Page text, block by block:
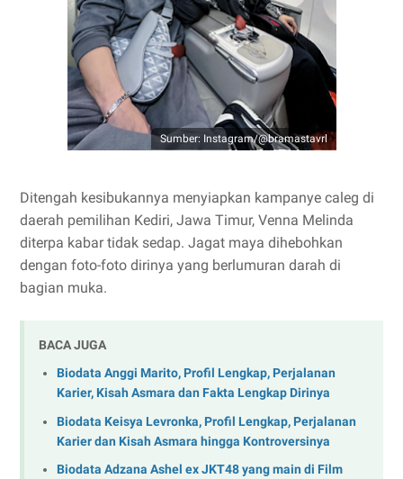
Sumber: Instagram/@bramastavrl
Ditengah kesibukannya menyiapkan kampanye caleg di
daerah pemilihan Kediri, Jawa Timur, Venna Melinda
diterpa kabar tidak sedap. Jagat maya dihebohkan
dengan foto-foto dirinya yang berlumuran darah di
bagian muka.
BACA JUGA
Biodata Anggi Marito, Profil Lengkap, Perjalanan
Karier, Kisah Asmara dan Fakta Lengkap Dirinya
Biodata Keisya Levronka, Profil Lengkap, Perjalanan
Karier dan Kisah Asmara hingga Kontroversinya
Biodata Adzana Ashel ex JKT48 yang main di Film